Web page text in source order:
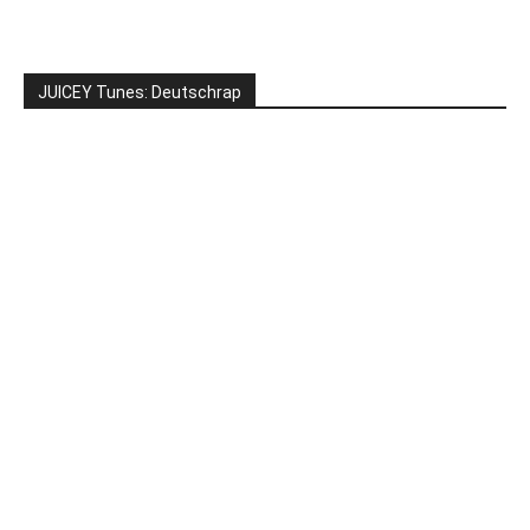
JUICEY Tunes: Deutschrap